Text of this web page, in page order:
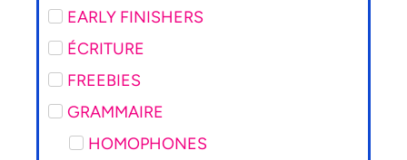
EARLY FINISHERS
ÉCRITURE
FREEBIES
GRAMMAIRE
HOMOPHONES